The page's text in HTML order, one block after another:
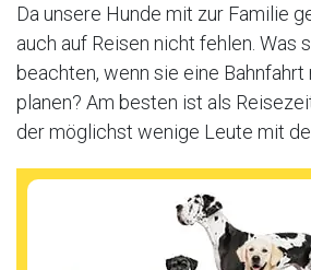
Da unsere Hunde mit zur Familie
auch auf Reisen nicht fehlen. Was
beachten, wenn sie eine Bahnfahrt
planen? Am besten ist als
der möglichst wenige Leute mit